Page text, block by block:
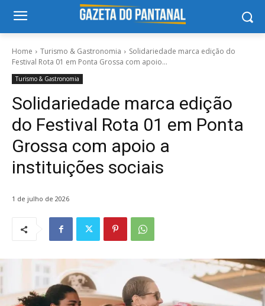
Home Turismo & Gastronomia
Solidariedade marca edição do
Festival Rota 01 em Ponta Grossa com apoio...
Turismo & Gastronomia
Solidariedade marca edição
do Festival Rota 01 em Ponta
Grossa com apoio a
instituições sociais
1 de julho de 2026